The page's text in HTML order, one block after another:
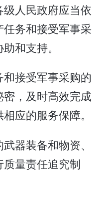
人民政府应当依
务和接受军事采
和支持。
接受军事采购的
，及时高效完成
应的服务保障。
器装备和物资、
量责任追究制